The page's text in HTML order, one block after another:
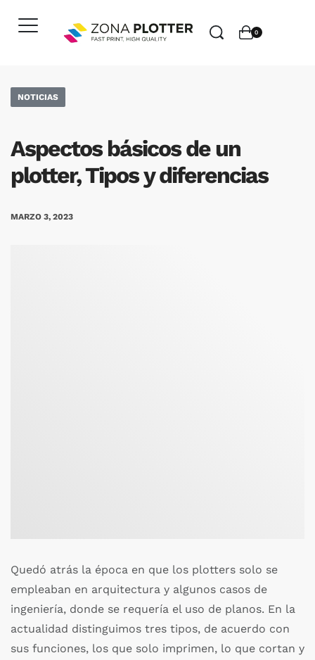
0
NOTICIAS
Aspectos básicos de un
plotter, Tipos y diferencias
MARZO 3, 2023
Quedó atrás la época en que los plotters solo se
empleaban en arquitectura y algunos casos de
ingeniería, donde se requería el uso de planos. En la
actualidad distinguimos tres tipos, de acuerdo con
sus funciones, los que solo imprimen, lo que cortan y